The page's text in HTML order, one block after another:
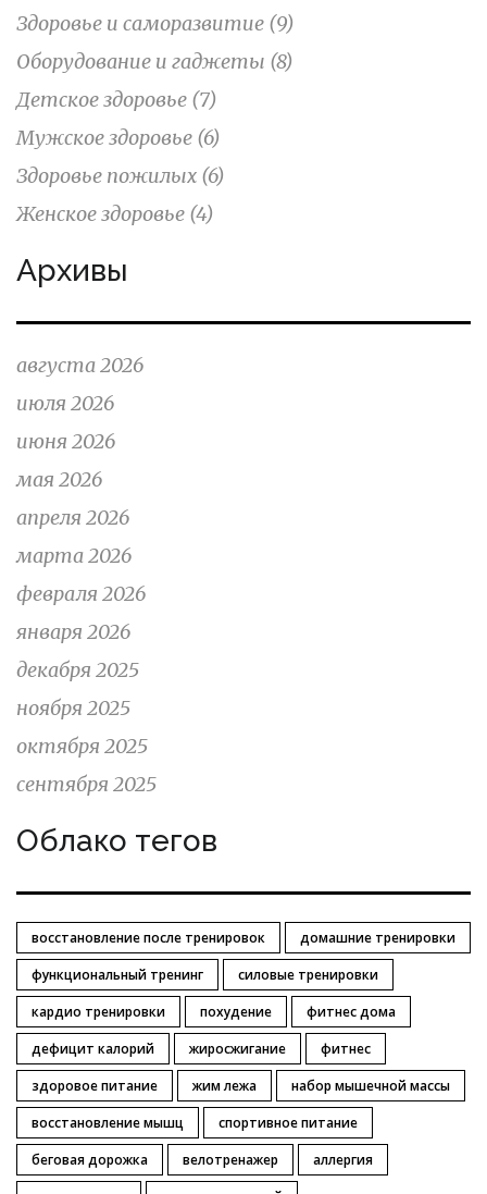
Здоровье и саморазвитие (9)
Оборудование и гаджеты (8)
Детское здоровье (7)
Мужское здоровье (6)
Здоровье пожилых (6)
Женское здоровье (4)
Архивы
августа 2026
июля 2026
июня 2026
мая 2026
апреля 2026
марта 2026
февраля 2026
января 2026
декабря 2025
ноября 2025
октября 2025
сентября 2025
Облако тегов
восстановление после тренировок
домашние тренировки
функциональный тренинг
силовые тренировки
кардио тренировки
похудение
фитнес дома
дефицит калорий
жиросжигание
фитнес
здоровое питание
жим лежа
набор мышечной массы
восстановление мышц
спортивное питание
беговая дорожка
велотренажер
аллергия